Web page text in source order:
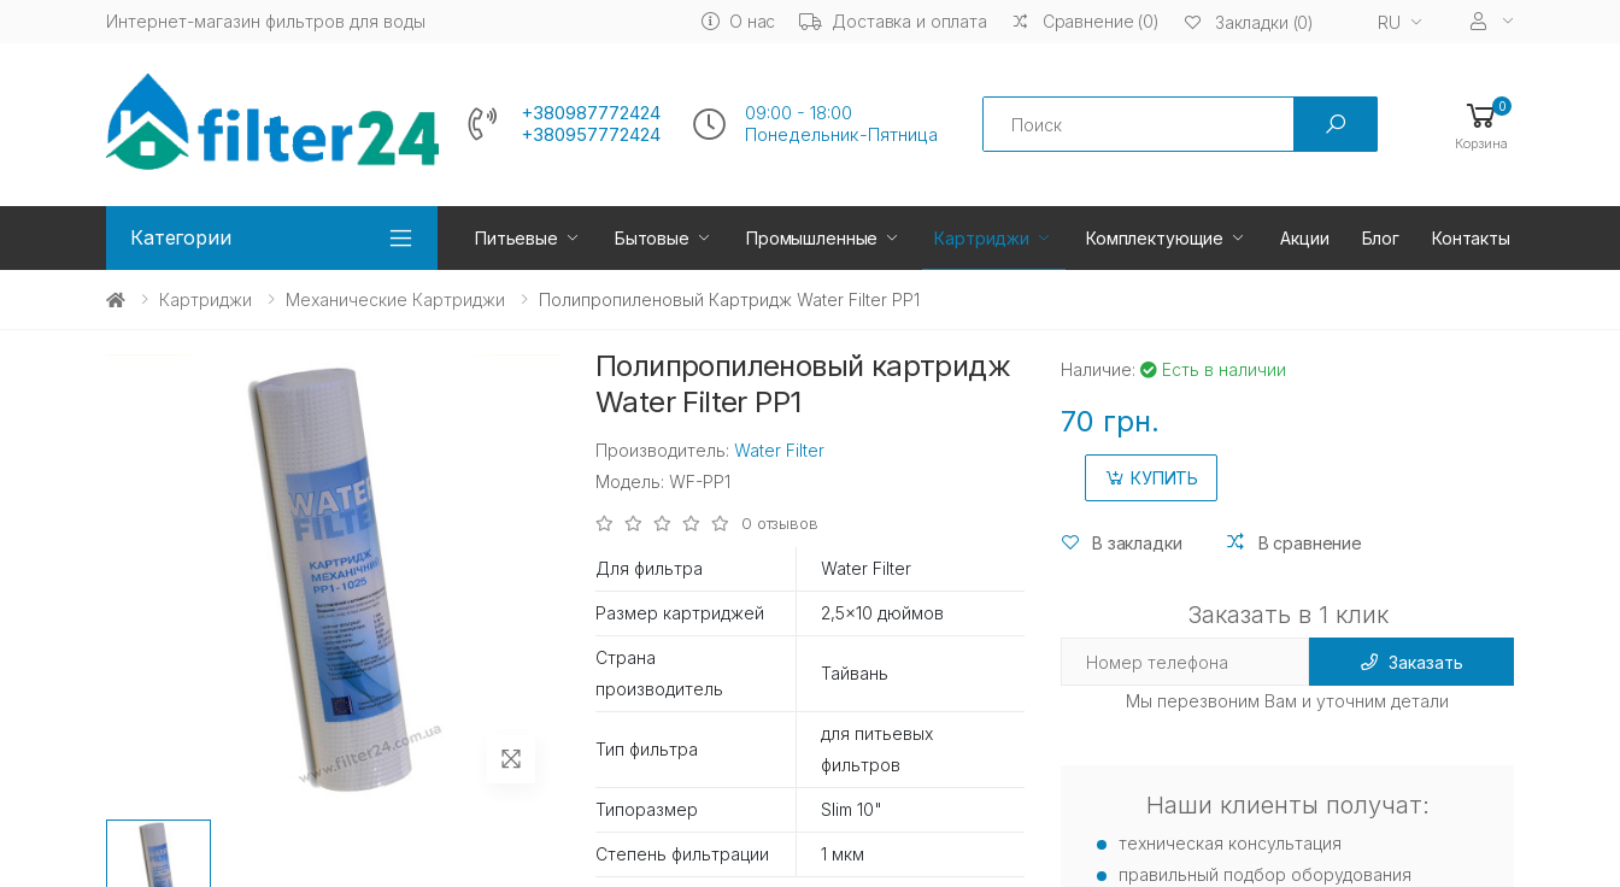
Интернет-магазин фильтров для воды О нас Доставка и оплата Сравнение (0) Закладки (0) RU
+380987772424
+380957772424
09:00 - 18:00
Понедельник-Пятница
Search 0
Корзина
Категории Питьевые Бытовые Промышленные Картриджи Комплектующие Акции Блог Контакты
Картриджи Механические Картриджи Полипропиленовый Картридж Water Filter PP1
Полипропиленовый картридж
Water Filter PP1
Производитель: Water Filter
Модель: WF-PP1
0 отзывов
Для фильтра Water Filter
Размер картриджей 2,5×10 дюймов
Страна
производитель
Тайвань
Тип фильтра
для питьевых
фильтров
Типоразмер Slim 10"
Степень фильтрации 1 мкм
Наличие: Есть в наличии
70 грн.
КУПИТЬ
В закладки В сравнение
Заказать в 1 клик
Заказать
Мы перезвоним Вам и уточним детали
Наши клиенты получат:
техническая консультация
правильный подбор оборудования